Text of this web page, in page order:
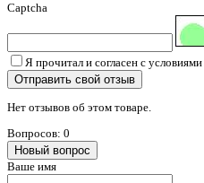
Captcha
Я прочитал и согласен с условиями
Отправить свой отзыв
Нет отзывов об этом товаре.
Вопросов: 0
Новый вопрос
Ваше имя